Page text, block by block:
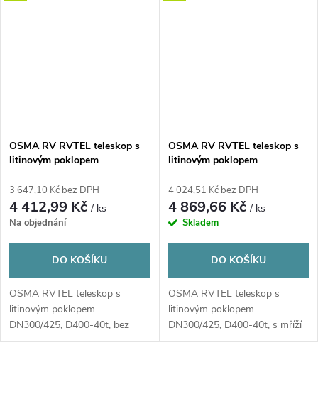
OSMA RV RVTEL teleskop s
litinovým poklopem
odvětrání, PP/PVC, oranžová
3 647,10 Kč bez DPH
4 412,99 Kč/ ks
Na objednání
DO KOŠÍKU
OSMA RVTEL teleskop s
litinovým poklopem
DN300/425, D400-40t, bez
odvětrání
OSMA RV RVTEL teleskop s
litinovým poklopem
PP/PVC, oranžová
4 024,51 Kč bez DPH
4 869,66 Kč/ ks
Skladem
DO KOŠÍKU
OSMA RVTEL teleskop s
litinovým poklopem
DN300/425, D400-40t, s mříží